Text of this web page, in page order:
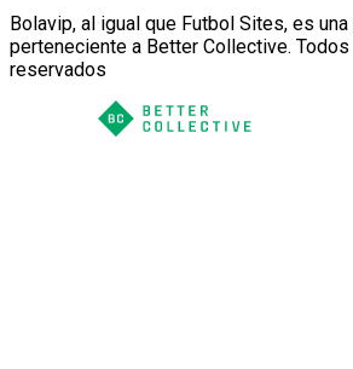
Bolavip, al igual que Futbol Sites, es
perteneciente a Better Collective.
reservados